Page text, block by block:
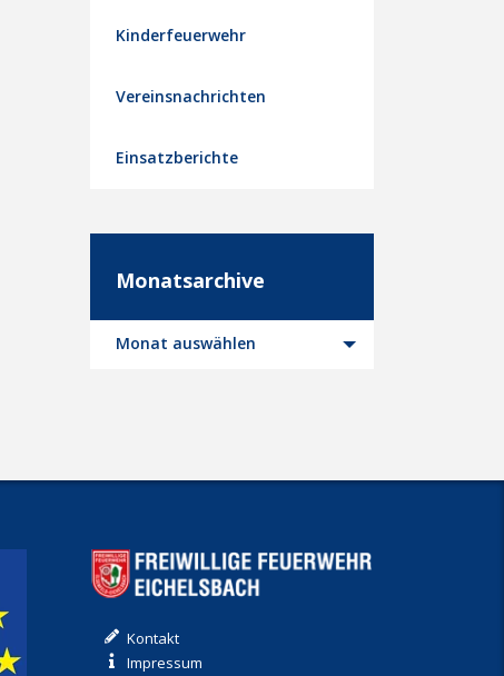
Kinderfeuerwehr
Vereinsnachrichten
Einsatzberichte
Monatsarchive
Monatsarchive
Monat auswählen
Kontakt
Impressum